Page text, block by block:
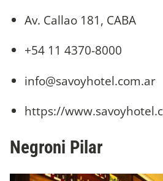
Av. Callao 181, CABA
+54 11 4370-8000
info@savoyhotel.com.ar
https://
Negroni Pilar